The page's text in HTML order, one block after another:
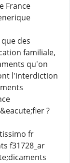
France
des
familiale,
qu'on
l'interdiction
?
fr
f31728_ar